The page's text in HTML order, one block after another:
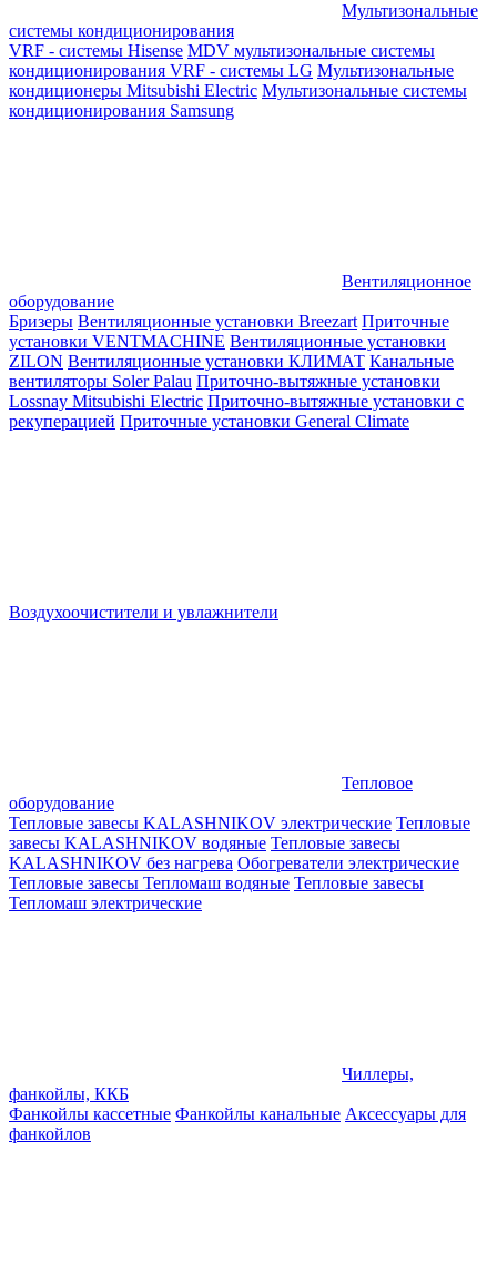
Мультизональные
системы кондиционирования
VRF - системы Hisense MDV мультизональные системы
кондиционирования VRF - системы LG Мультизональные
кондиционеры Mitsubishi Electric Мультизональные системы
кондиционирования Samsung
Вентиляционное
оборудование
Бризеры Вентиляционные установки Breezart Приточные
установки VENTMACHINE Вентиляционные установки
ZILON Вентиляционные установки КЛИМАТ Канальные
вентиляторы Soler Palau Приточно-вытяжные установки
Lossnay Mitsubishi Electric Приточно-вытяжные установки с
рекуперацией Приточные установки General Climate
Воздухоочистители и увлажнители
Тепловое
оборудование
Тепловые завесы KALASHNIKOV электрические Тепловые
завесы KALASHNIKOV водяные Тепловые завесы
KALASHNIKOV без нагрева Обогреватели электрические
Тепловые завесы Тепломаш водяные Тепловые завесы
Тепломаш электрические
Чиллеры,
фанкойлы, ККБ
Фанкойлы кассетные Фанкойлы канальные Аксессуары для
фанкойлов